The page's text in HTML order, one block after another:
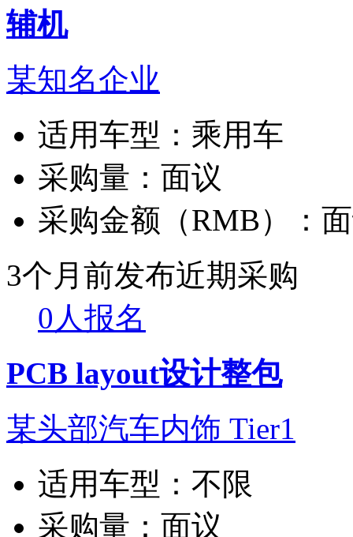
辅机
某知名企业
适用车型： 乘用车
采购量： 面议
采购金额（RMB）：
3个月前发布近期采购
0人报名
PCB layout设计整包
某头部汽车内饰 Tier1
适用车型： 不限
采购量： 面议